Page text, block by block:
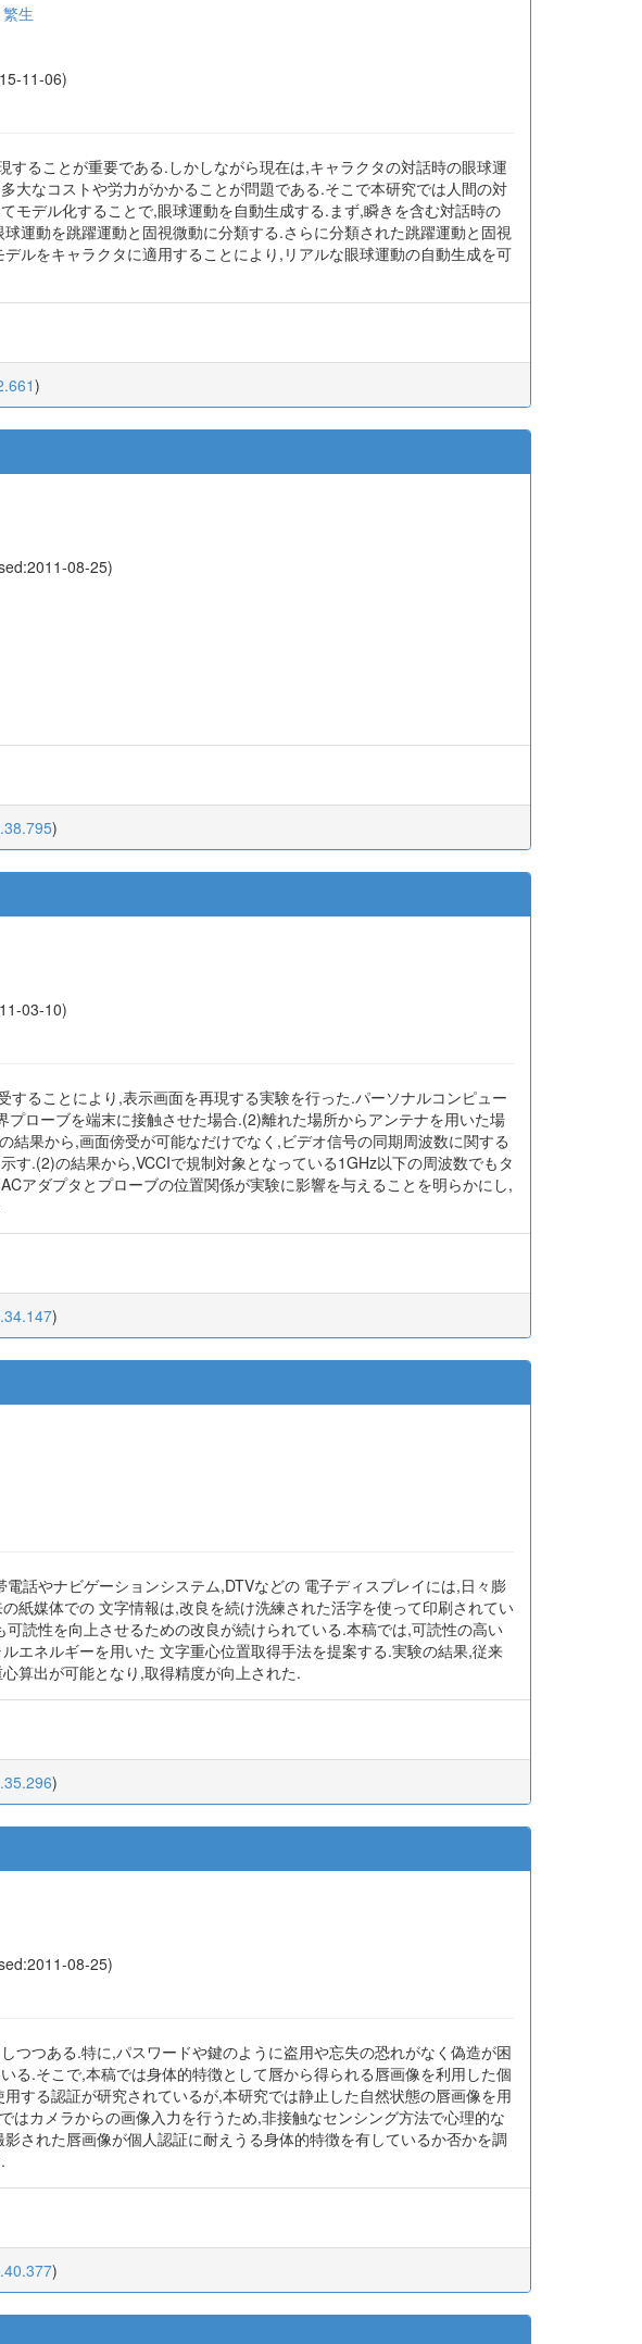
生
11-06)
ることが重要である.しかしながら現在は,キャラクタの対話時の眼球運
大なコストや労力がかかることが問題である.そこで本研究では人間の対
モデル化することで,眼球運動を自動生成する.まず,瞬きを含む対話時の
運動を跳躍運動と固視微動に分類する.さらに分類された跳躍運動と固視
ルをキャラクタに適用することにより,リアルな眼球運動の自動生成を可
)
08-25)
)
03-10)
ることにより,表示画面を再現する実験を行った.パーソナルコンピュー
ローブを端末に接触させた場合.(2)離れた場所からアンテナを用いた場
果から,画面傍受が可能なだけでなく,ビデオ信号の同期周波数に関する
.(2)の結果から,VCCIで規制対象となっている1GHz以下の周波数でもタ
アダプタとプローブの位置関係が実験に影響を与えることを明らかにし,
)
話やナビゲーションシステム,DTVなどの 電子ディスプレイには,日々膨
紙媒体での 文字情報は,改良を続け洗練された活字を使って印刷されてい
読性を向上させるための改良が続けられている.本稿では,可読性の高い
エネルギーを用いた 文字重心位置取得手法を提案する.実験の結果,従来
算出が可能となり,取得精度が向上された.
)
08-25)
つつある.特に,パスワードや鍵のように盗用や忘失の恐れがなく偽造が困
る.そこで,本稿では身体的特徴として唇から得られる唇画像を利用した個
する認証が研究されているが,本研究では静止した自然状態の唇画像を用
カメラからの画像入力を行うため,非接触なセンシング方法で心理的な
された唇画像が個人認証に耐えうる身体的特徴を有しているか否かを調
)